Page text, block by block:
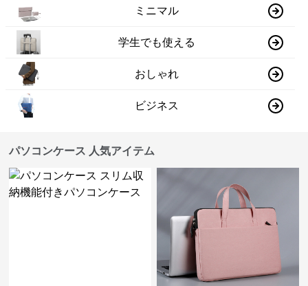
ミニマル
学生でも使える
おしゃれ
ビジネス
パソコンケース 人気アイテム